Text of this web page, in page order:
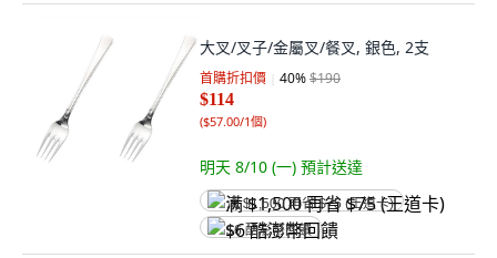
大叉/叉子/金屬叉/餐叉, 銀色, 2支
首購折扣價 40%$190
$114
($57.00/1個)
明天 8/10 (一) 預計送達
满 $1,500 再省 $75 (王道卡)
$6 酷澎幣回饋